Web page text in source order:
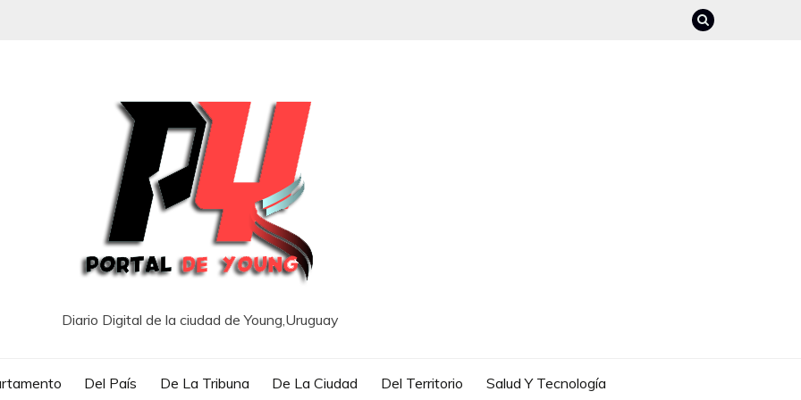
Diario Digital de la ciudad de Young,Uruguay
Del País De La Tribuna De La Ciudad Del Territorio Salud Y Tecnología